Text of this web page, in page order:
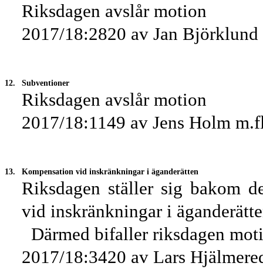
Riksdagen avslår motion
2017/18:2820 av Jan
12. Subventioner
Riksdagen avslår motion
2017/18:1149 av Jens Holm
13. Kompensation vid inskränkningar i äganderätten
Riksdagen ställer sig bakom
vid inskränkningar i
Därmed bifaller riksdagen
2017/18:3420 av Lars